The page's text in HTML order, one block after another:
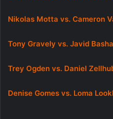
Nikolas Motta vs. Cameron
Tony Gravely vs. Javid
Trey Ogden vs. Daniel
Denise Gomes vs. Loma